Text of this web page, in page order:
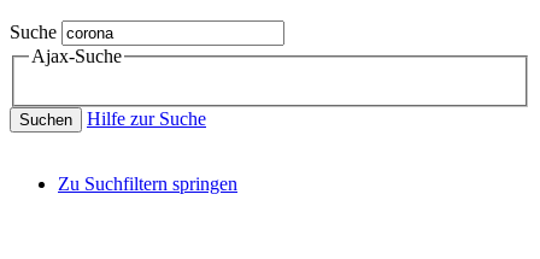
Suche
Ajax-Suche
Suchen Hilfe zur Suche
Zu Suchfiltern springen